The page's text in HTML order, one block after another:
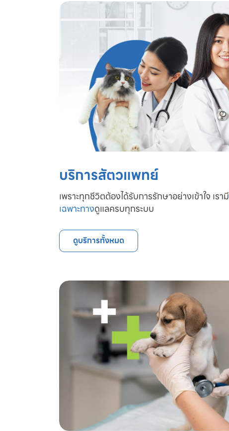
บริการสัตวแพทย์
เพราะทุกชีวิตต้องได้รับการรักษาอย่างเข้าใจ เรามี
เฉพาะทางดูแลครบทุกระบบ
ดูบริการทั้งหมด